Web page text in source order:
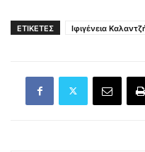
ΕΤΙΚΕΤΕΣ Ιφιγένεια